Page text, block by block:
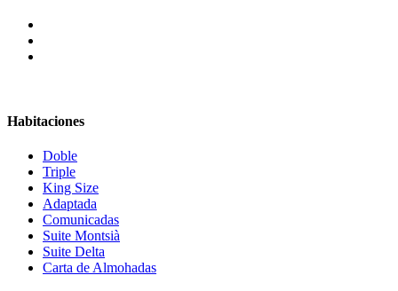
Habitaciones
Doble
Triple
King Size
Adaptada
Comunicadas
Suite Montsià
Suite Delta
Carta de Almohadas